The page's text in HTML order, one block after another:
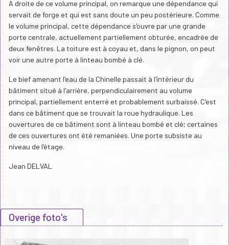
A droite de ce volume principal, on remarque une dépendance qui
servait de forge et qui est sans doute un peu postérieure. Comme
le volume principal, cette dépendance s'ouvre par une grande
porte centrale, actuellement partiellement obturée, encadrée de
deux fenêtres. La toiture est à coyau et, dans le pignon, on peut
voir une autre porte à linteau bombé à clé.
Le bief amenant l'eau de la Chinelle passait à l'intérieur du
bâtiment situé à l'arrière, perpendiculairement au volume
principal, partiellement enterré et probablement surbaissé. C'est
dans ce bâtiment que se trouvait la roue hydraulique. Les
ouvertures de ce bâtiment sont à linteau bombé et clé; certaines
de ces ouvertures ont été remaniées. Une porte subsiste au
niveau de l'étage.
Jean DELVAL
Overige foto's